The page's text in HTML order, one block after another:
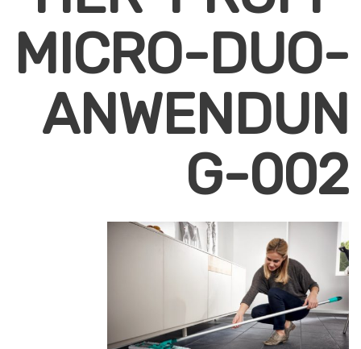
MICRO-DUO-
ANWENDUN
G-002